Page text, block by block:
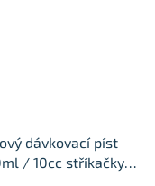
dávkovací píst
/ 10cc stříkačky